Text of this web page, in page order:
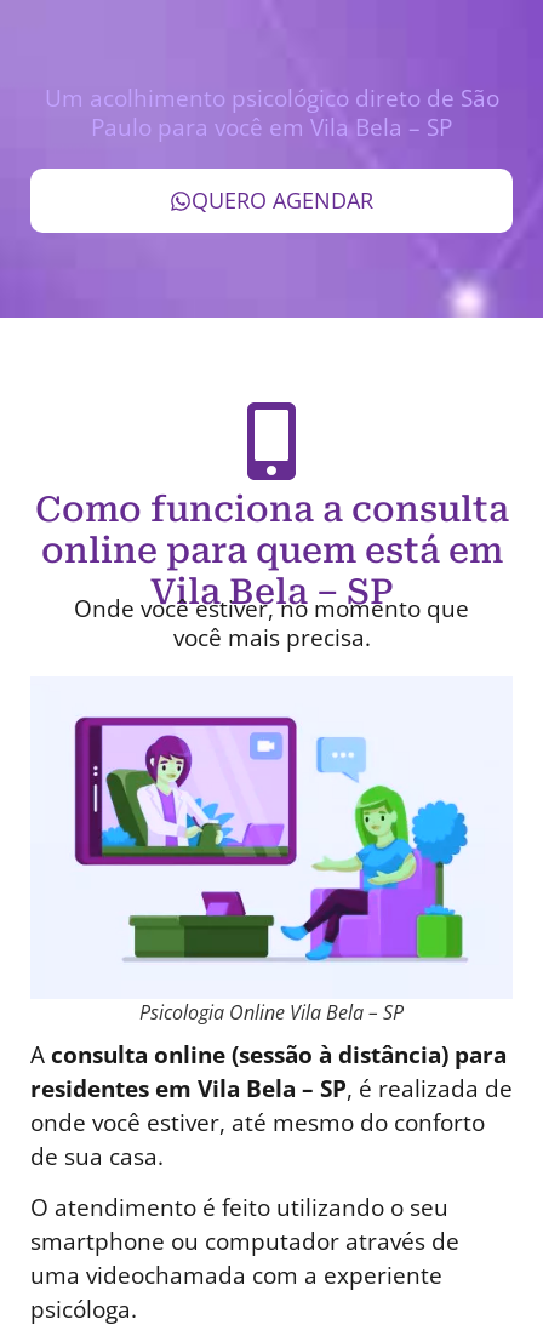
Um acolhimento psicológico direto de São
Paulo para você em Vila Bela – SP
QUERO AGENDAR
Como funciona a consulta
online para quem está em
Vila Bela – SP
Onde você estiver, no momento que
você mais precisa.
Psicologia Online Vila Bela – SP
Aconsulta online (sessão à distância) para
residentes em Vila Bela – SP, é realizada de
onde você estiver, até mesmo do conforto
de sua casa.
O atendimento é feito utilizando o seu
smartphone ou computador através de
uma videochamada com a experiente
psicóloga.